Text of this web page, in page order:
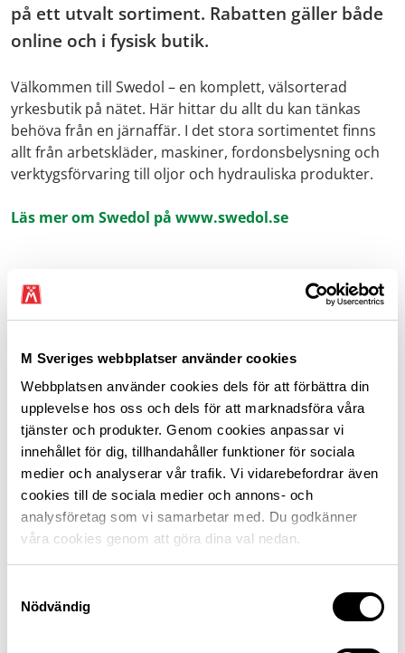
M Sveriges webbplatser använder cookies
Webbplatsen använder cookies dels för att förbättra din
upplevelse hos oss och dels för att marknadsföra våra
tjänster och produkter. Genom cookies anpassar vi
innehållet för dig, tillhandahåller funktioner för sociala
medier och analyserar vår trafik. Vi vidarebefordrar även
cookies till de sociala medier och annons- och
analysföretag som vi samarbetar med. Du godkänner
våra cookies genom att göra dina val nedan.
Nödvändig
på ett utvalt sortiment. Rabatten gäller både
online och i fysisk butik.
Välkommen till Swedol – en komplett, välsorterad
yrkesbutik på nätet. Här hittar du allt du kan tänkas
behöva från en järnaffär. I det stora sortimentet finns
allt från arbetskläder, maskiner, fordonsbelysning och
verktygsförvaring till oljor och hydrauliska produkter.
Läs mer om Swedol på www.swedol.se
Erbjudandet gäller
Förmånliga rabatter på stora delar av sortimentet,
visa upp medlemskort för att få rabatt.
Så här får du medlemsrabatt vid köp
online
Bokningslänk hittar du här.